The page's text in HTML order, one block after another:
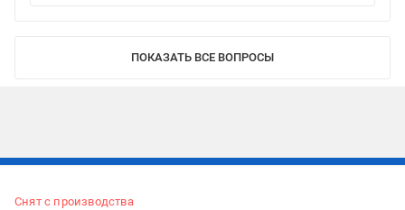
ПОКАЗАТЬ ВСЕ ВОПРОСЫ
Снят с производства